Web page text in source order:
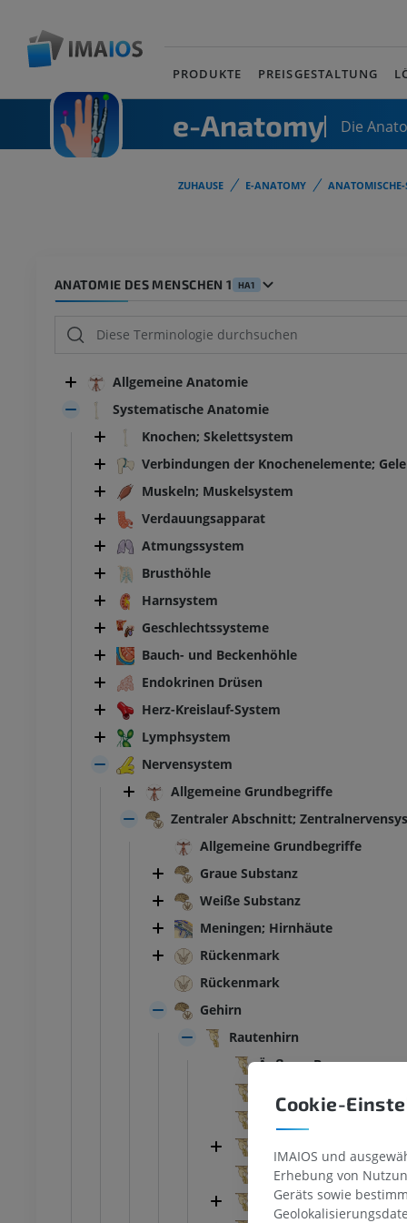
PRODUKTE PREISGESTALTUNG
e-Anatomy Die
ZUHAUSE E-ANATOMY ANATOMISCHE-
ANATOMIE DES MENSCHEN 1 HA1
Allgemeine Anatomie
Systematische Anatomie
Knochen; Skelettsystem
Verbindungen der Knochenelemente;
Muskeln; Muskelsystem
Verdauungsapparat
Atmungssystem
Brusthöhle
Harnsystem
Geschlechtssysteme
Bauch- und Beckenhöhle
Endokrinen Drüsen
Herz-Kreislauf-System
Lymphsystem
Nervensystem
Allgemeine Grundbegriffe
Zentraler Abschnitt;
Allgemeine Grundbegriffe
Graue Substanz
Weiße Substanz
Meningen; Hirnhäute
Rückenmark
Rückenmark
Gehirn
Rautenhirn
Äußerer Bau
Mediale Schleifenbahn
Rückenmarksschleife
Cookie-
IMAIOS und
Erhebung von
Geräts sowie